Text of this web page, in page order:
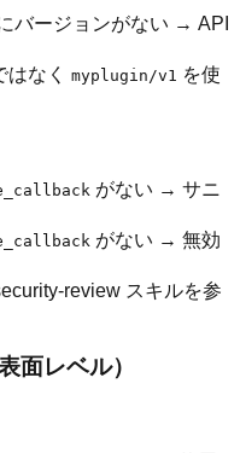
バージョンがない → API
はなく myplugin/v1 を使
がない → サニ
がない → 無効
review スキルを参
面レベル）